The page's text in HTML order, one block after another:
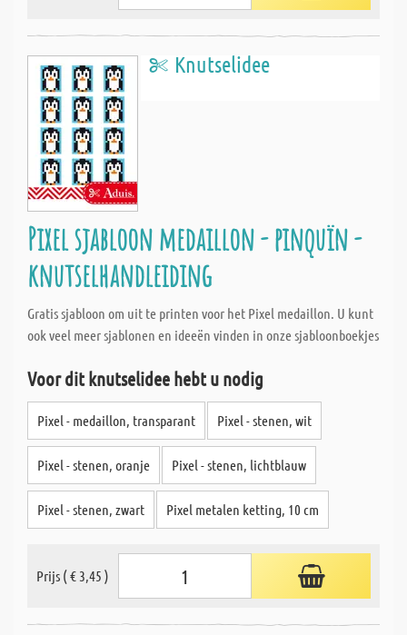
Knutselidee
Pixel sjabloon medaillon - pinquïn -
knutselhandleiding
Gratis sjabloon om uit te printen voor het Pixel medaillon. U kunt
ook veel meer sjablonen en ideeën vinden in onze sjabloonboekjes
Voor dit knutselidee hebt u nodig
Pixel - medaillon, transparant Pixel - stenen, wit
Pixel - stenen, oranje Pixel - stenen, lichtblauw
Pixel - stenen, zwart Pixel metalen ketting, 10 cm
Prijs ( € 3,45 )